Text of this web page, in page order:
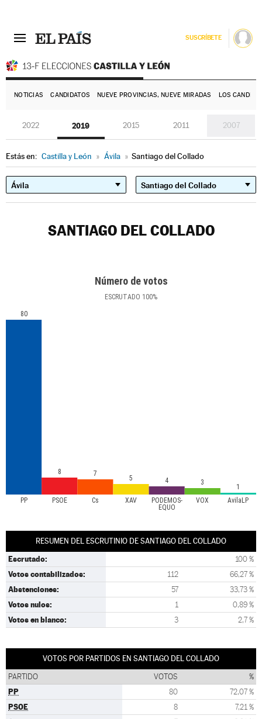
SUSCRÍBETE
NOTICIAS CANDIDATOS NUEVE PROVINCIAS, NUEVE MIRADAS LOS
2022 2019 2015 2011 2007
Estás en: Castilla y León » Ávila » Santiago del Collado
SANTIAGO DEL COLLADO
Número de votos
ESCRUTADO 100%
PP PSOE Cs XAV
PODEMOS-
EQUO
VOX ÁvilaLP
80
8 7
5 4 3
1
RESUMEN DEL ESCRUTINIO DE SANTIAGO DEL COLLADO
Escrutado: 100 %
Votos contabilizados: 112 66,27 %
Abstenciones: 57 33,73 %
Votos nulos: 1 0,89 %
Votos en blanco: 3 2,7 %
VOTOS POR PARTIDOS EN SANTIAGO DEL COLLADO
PARTIDO VOTOS %
PP 80 72,07 %
PSOE 8 7,21 %